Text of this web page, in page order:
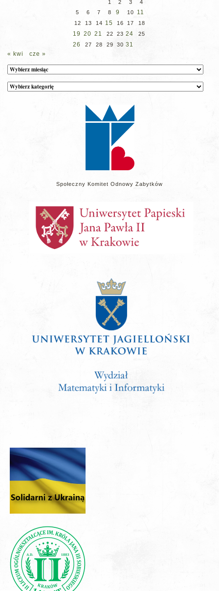
1 2 3
4
5
6 7 8 9 10 11
12 13 14 15 16 17 18
19 20 21 22 23 24 25
26 27 28 29 30 31
« kwi
cze »
Archiwum
Kategorie
wpisów
Społeczny Komitet Odnowy Zabytków